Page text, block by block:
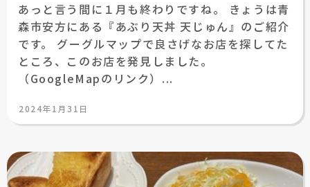
あっと言う間に１月も終わりですね。 きょうは青
森市安方にある『あぶり天丼 天じゅん』のご紹介
です。 グーグルマップで良さげなお店を探してた
ところ、このお店を発見しました。
（GoogleMapのリンク）...
投
日:
2024年1月31日